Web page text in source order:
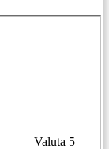
Valuta 5